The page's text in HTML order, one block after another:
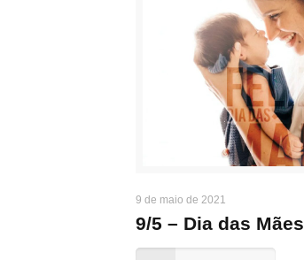
9 de maio de 2021
9/5 – Dia das Mães